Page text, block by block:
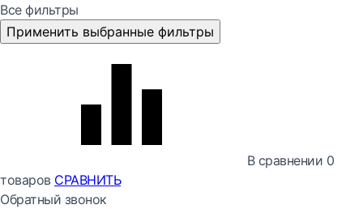
Все фильтры
Применить выбранные фильтры
В сравнении 0
товаров СРАВНИТЬ
Обратный звонок